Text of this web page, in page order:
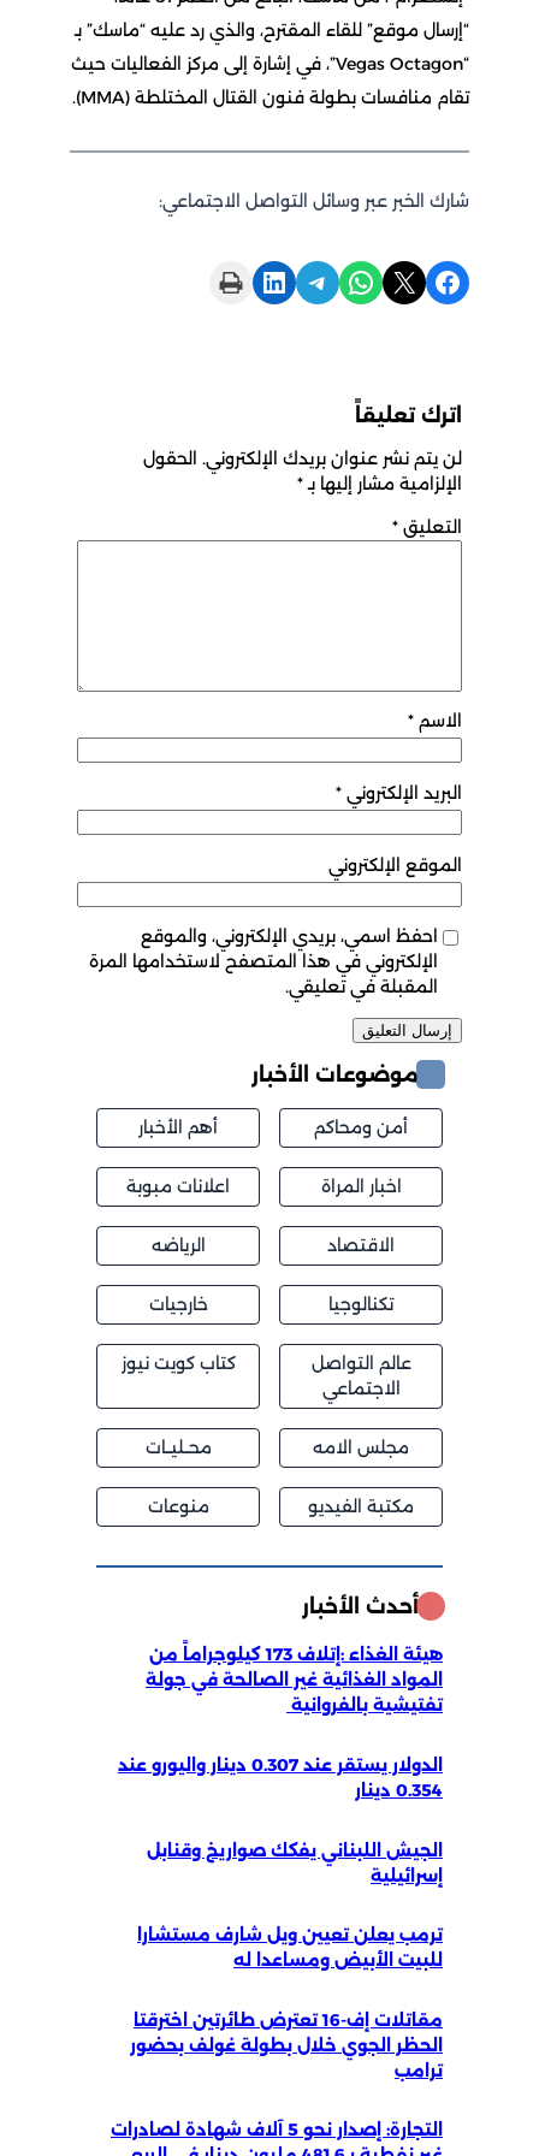
“إرسال موقع” للقاء المقترح، والذي رد عليه “ماسك” بـ
“Vegas Octagon”، في إشارة إلى مركز الفعاليات حيث
تقام منافسات بطولة فنون القتال المختلطة (MMA).
شارك الخبر عبر وسائل التواصل الاجتماعي:
Share on Facebook
Share on X
Share on WhatsApp
Share on Telegram
Share on LinkedIn
Print this Page
اترك تعليقاً
لن يتم نشر عنوان بريدك الإلكتروني. الحقول
الإلزامية مشار إليها بـ*
التعليق *
الاسم *
البريد الإلكتروني *
الموقع الإلكتروني
احفظ اسمي، بريدي الإلكتروني، والموقع
الإلكتروني في هذا المتصفح لاستخدامها المرة
المقبلة في تعليقي.
موضوعات الأخبار
أمن ومحاكم أهم الأخبار
اخبار المراة اعلانات مبوبة
الاقتصاد الرياضه
تكنالوجيا خارجيات
عالم التواصل
الاجتماعي
كتاب كويت نيوز
مجلس الامه محــليــات
مكتبة الفيديو منوعات
أحدث الأخبار
هيئة الغذاء :إتلاف 173 كيلوجراماً من
المواد الغذائية غير الصالحة في جولة
تفتيشية بالفروانية ‏
الدولار يستقر عند 0.307 دينار واليورو عند
0.354 دينار
الجيش اللبناني يفكك صواريخ وقنابل
إسرائيلية
ترمب يعلن تعيين ويل شارف مستشارا
للبيت الأبيض ومساعدا له
مقاتلات إف-16 تعترض طائرتين اخترقتا
الحظر الجوي خلال بطولة غولف بحضور
ترامب
التجارة: إصدار نحو 5 آلاف شهادة لصادرات